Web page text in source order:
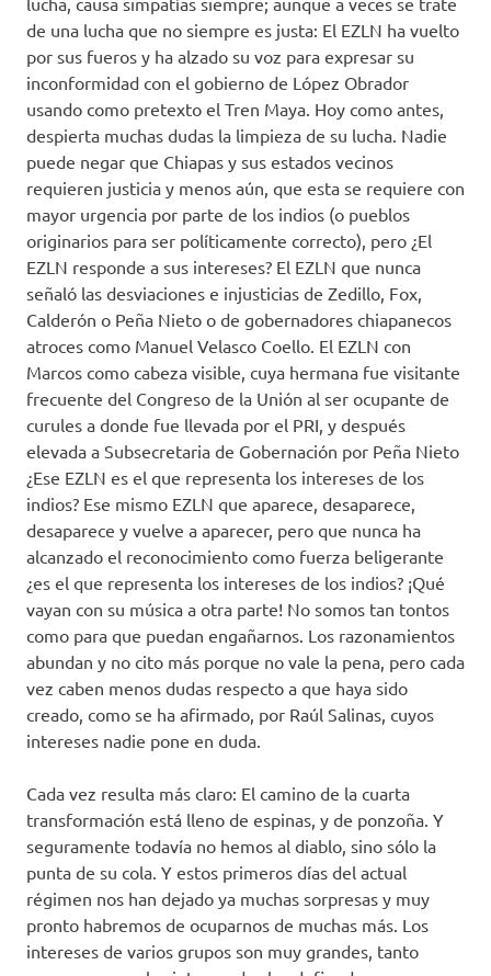
de una lucha que no siempre es justa: El EZLN ha vuelto
por sus fueros y ha alzado su voz para expresar su
inconformidad con el gobierno de López Obrador
usando como pretexto el Tren Maya. Hoy como antes,
despierta muchas dudas la limpieza de su lucha. Nadie
puede negar que Chiapas y sus estados vecinos
requieren justicia y menos aún, que esta se requiere con
mayor urgencia por parte de los indios (o pueblos
originarios para ser políticamente correcto), pero ¿El
EZLN responde a sus intereses? El EZLN que nunca
señaló las desviaciones e injusticias de Zedillo, Fox,
Calderón o Peña Nieto o de gobernadores chiapanecos
atroces como Manuel Velasco Coello. El EZLN con
Marcos como cabeza visible, cuya hermana fue visitante
frecuente del Congreso de la Unión al ser ocupante de
curules a donde fue llevada por el PRI, y después
elevada a Subsecretaria de Gobernación por Peña Nieto
¿Ese EZLN es el que representa los intereses de los
indios? Ese mismo EZLN que aparece, desaparece,
desaparece y vuelve a aparecer, pero que nunca ha
alcanzado el reconocimiento como fuerza beligerante
¿es el que representa los intereses de los indios? ¡Qué
vayan con su música a otra parte! No somos tan tontos
como para que puedan engañarnos. Los razonamientos
abundan y no cito más porque no vale la pena, pero cada
vez caben menos dudas respecto a que haya sido
creado, como se ha afirmado, por Raúl Salinas, cuyos
intereses nadie pone en duda.
Cada vez resulta más claro: El camino de la cuarta
transformación está lleno de espinas, y de ponzoña. Y
seguramente todavía no hemos al diablo, sino sólo la
punta de su cola. Y estos primeros días del actual
régimen nos han dejado ya muchas sorpresas y muy
pronto habremos de ocuparnos de muchas más. Los
intereses de varios grupos son muy grandes, tanto